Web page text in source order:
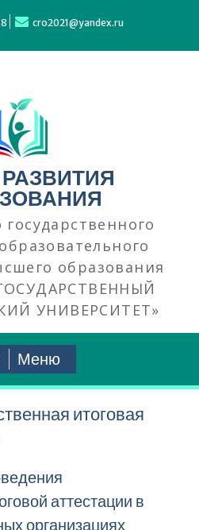
cro2021@yandex.ru
образования
УНИВЕРСИТЕТ»
Меню
итоговая
аттестации в
организациях